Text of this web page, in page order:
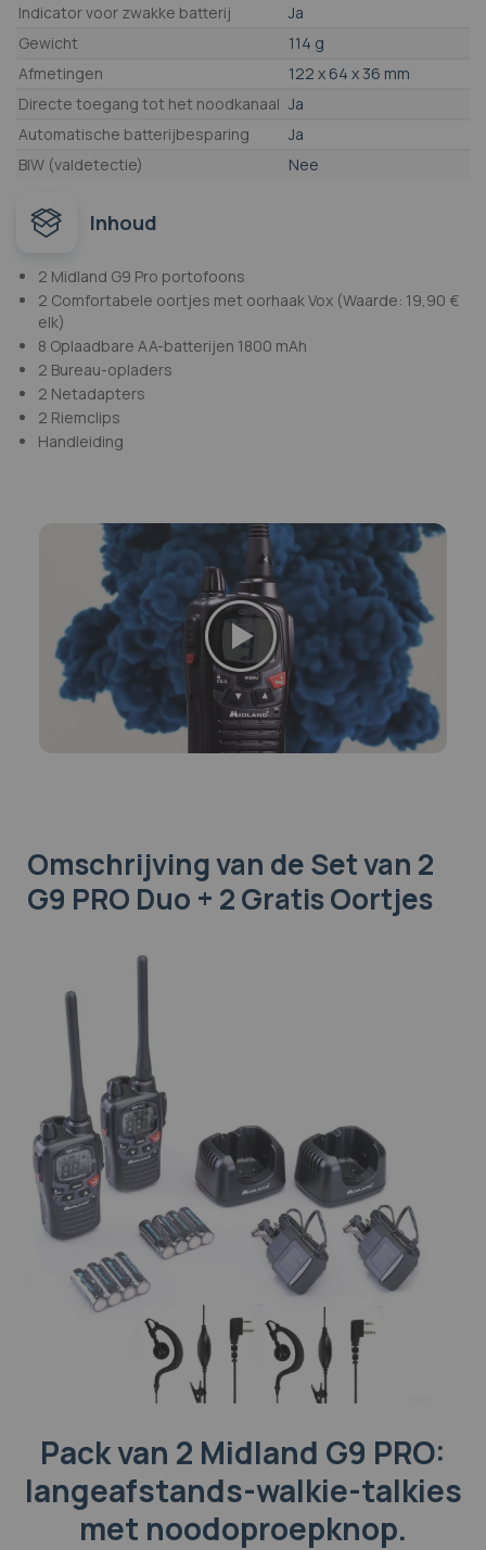
Indicator voor zwakke batterij
Ja
Gewicht
114 g
Afmetingen
122 x 64 x 36 mm
Directe toegang tot het noodkanaal Ja
Automatische batterijbesparing
Ja
BIW (valdetectie)
Nee
Inhoud
2 Midland G9 Pro portofoons
2 Comfortabele oortjes met oorhaak Vox (Waarde: 19,90 €
elk)
8 Oplaadbare AA-batterijen 1800 mAh
2 Bureau-opladers
2 Netadapters
2 Riemclips
Handleiding
Omschrijvingvan de Set van 2
G9 PRO Duo + 2 Gratis Oortjes
Pack van 2 Midland G9 PRO:
langeafstands-walkie-talkies
met noodoproepknop.